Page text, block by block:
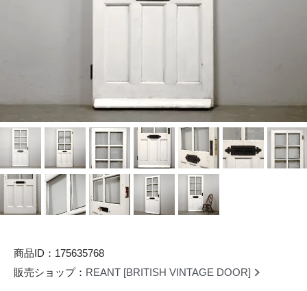
商品ID：175635768
販売ショップ： REANT [BRITISH VINTAGE DOOR]